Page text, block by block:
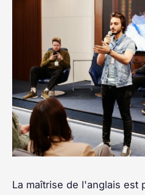
La maîtrise de l'anglais est